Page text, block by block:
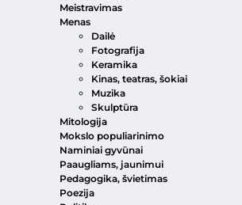
Meistravimas
Menas
Dailė
Fotografija
Keramika
Kinas, teatras, šokiai
Muzika
Skulptūra
Mitologija
Mokslo populiarinimo
Naminiai gyvūnai
Paaugliams, jaunimui
Pedagogika, švietimas
Poezija